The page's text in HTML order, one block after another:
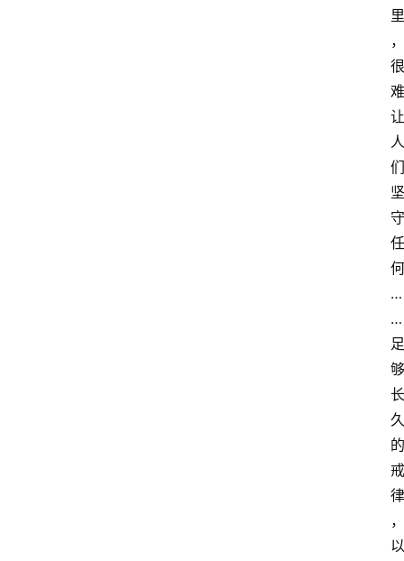
里
，
很
难
让
人
们
坚
守
任
何
…
…
足
够
长
久
的
戒
律
，
以